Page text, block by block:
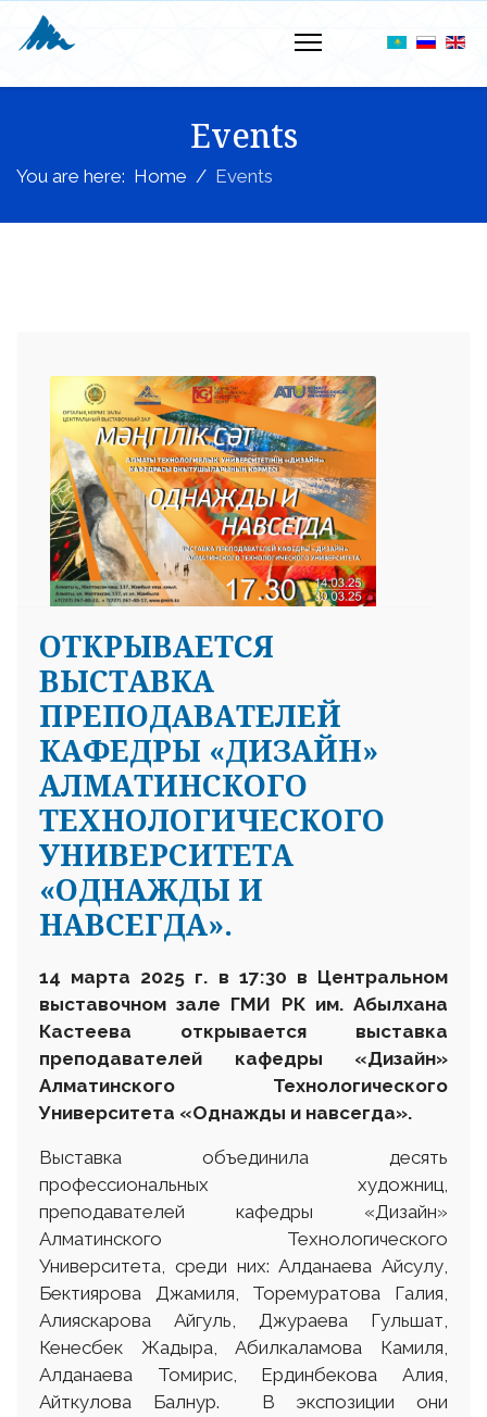
Events
You are here: Home Events
ОТКРЫВАЕТСЯ
ВЫСТАВКА
ПРЕПОДАВАТЕЛЕЙ
КАФЕДРЫ «ДИЗАЙН»
АЛМАТИНСКОГО
ТЕХНОЛОГИЧЕСКОГО
УНИВЕРСИТЕТА
«ОДНАЖДЫ И
НАВСЕГДА».
14 марта 2025 г. в 17:30 в Центральном
выставочном зале ГМИ РК им. Абылхана
Кастеева открывается выставка
преподавателей кафедры «Дизайн»
Алматинского Технологического
Университета «Однажды и навсегда».
Выставка объединила десять
профессиональных художниц,
преподавателей кафедры «Дизайн»
Алматинского Технологического
Университета, среди них: Алданаева Айсулу,
Бектиярова Джамиля, Торемуратова Галия,
Алияскарова Айгуль, Джураева Гульшат,
Кенесбек Жадыра, Абилкаламова Камиля,
Алданаева Томирис, Ердинбекова Алия,
Айткулова Балнур. В экспозиции они